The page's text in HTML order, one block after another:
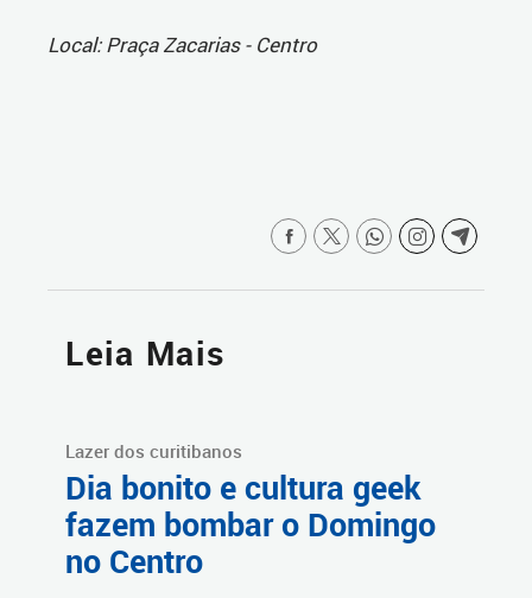
Local: Praça Zacarias - Centro
Leia Mais
Lazer dos curitibanos
Dia bonito e cultura geek
fazem bombar o Domingo
no Centro